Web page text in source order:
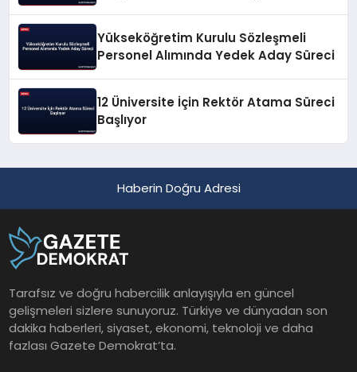
Yükseköğretim Kurulu Sözleşmeli
Personel Alımında Yedek Aday Süreci
12 Üniversite İçin Rektör Atama Süreci
Başlıyor
Haberin Doğru Adresi
Tarafsız ve doğru habercilik anlayışıyla en güncel
gelişmeleri sizlere sunuyoruz. Türkiye ve dünyadan son
dakika haberleri, siyaset, ekonomi, teknoloji ve daha
fazlası Gazete Demokrat’ta.